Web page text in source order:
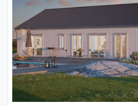
badrummet, wc, klädkammaren och